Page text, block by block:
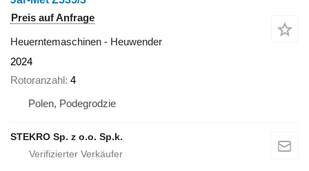
Preis auf Anfrage
Heuerntemaschinen - Heuwender
2024
Rotoranzahl 4
Polen, Podegrodzie
STEKRO Sp. z o.o. Sp.k.